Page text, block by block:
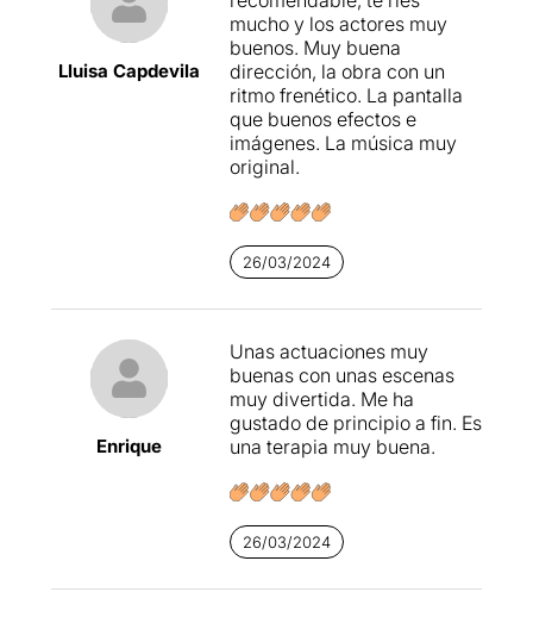
Lluisa Capdevila
mucho y los actores muy
buenos. Muy buena
dirección, la obra con un
ritmo frenético. La pantalla
que buenos efectos e
imágenes. La música muy
original.
26/03/2024
Enrique
Unas actuaciones muy
buenas con unas escenas
muy divertida. Me ha
gustado de principio a fin. Es
una terapia muy buena.
26/03/2024